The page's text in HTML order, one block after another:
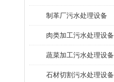
制革厂污水处理设备
肉类加工污水处理设备
蔬菜加工污水处理设备
石材切割污水处理设备